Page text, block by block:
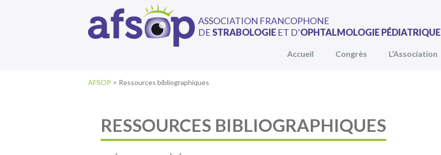
ASSOCIATION FRANCOPHONE
DESTRABOLOGIE ET D’OPHTALMOLOGIE PÉDIATRIQUE
Accueil Congrès L’Association
AFSOP > Ressources bibliographiques
RESSOURCES BIBLIOGRAPHIQUES